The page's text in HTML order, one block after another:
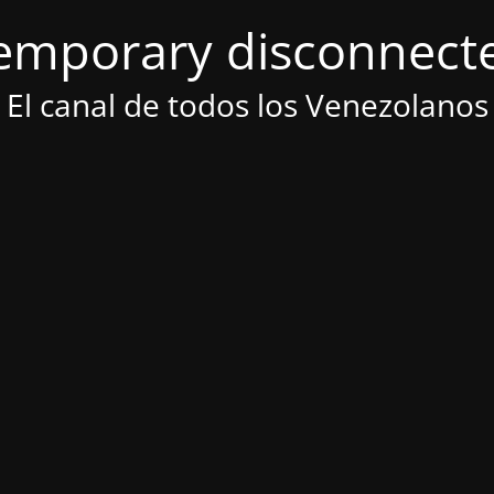
El canal de todos los Venezolanos